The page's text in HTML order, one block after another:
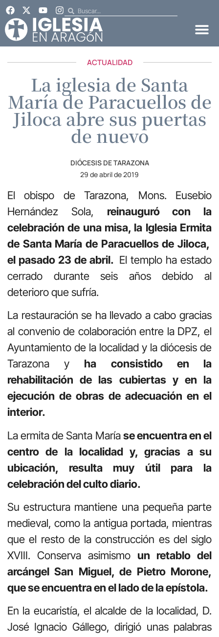
ACTUALIDAD
La iglesia de Santa
María de Paracuellos de
Jiloca abre sus puertas
de nuevo
DIÓCESIS DE TARAZONA
29 de abril de 2019
El obispo de Tarazona, Mons. Eusebio
Hernández Sola, reinauguró con la
celebración de una misa, la Iglesia Ermita
de Santa María de Paracuellos de Jiloca,
el pasado 23 de abril. El templo ha estado
cerrado durante seis años debido al
deterioro que sufría.
La restauración se ha llevado a cabo gracias
al convenio de colaboración entre la DPZ, el
Ayuntamiento de la localidad y la diócesis de
Tarazona y ha consistido en la
rehabilitación de las cubiertas y en la
ejecución de obras de adecuación en el
interior.
La ermita de Santa Maríase encuentra en el
centro de la localidad y, gracias a su
ubicación, resulta muy útil para la
celebración del culto diario.
Su estructura mantiene una pequeña parte
medieval, como la antigua portada, mientras
que el resto de la construcción es del siglo
XVIII. Conserva asimismo un retablo del
arcángel San Miguel, de Pietro Morone,
que se encuentra en el lado de la epístola.
En la eucaristía, el alcalde de la localidad, D.
José Ignacio Gállego, dirigió unas palabras